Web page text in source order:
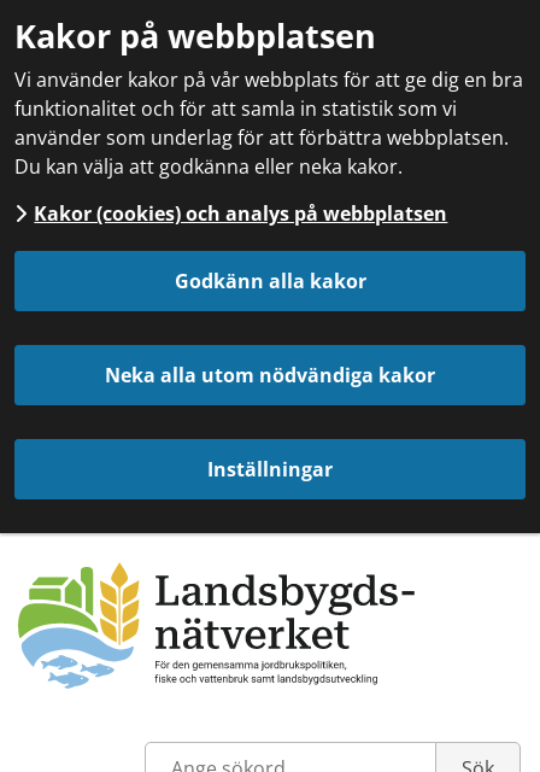
Kakor på webbplatsen
Vi använder kakor på vår webbplats för att ge dig en bra
funktionalitet och för att samla in statistik som vi
använder som underlag för att förbättra webbplatsen.
Du kan välja att godkänna eller neka kakor.
Kakor (cookies) och analys på webbplatsen
Godkänn alla kakor
Neka alla utom nödvändiga kakor
Inställningar